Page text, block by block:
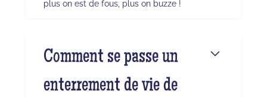
plus on est de fous, plus on buzze !
Comment se passe un
enterrement de vie de